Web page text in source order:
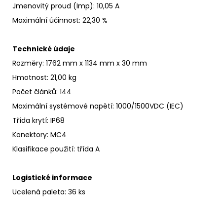
Jmenovitý proud (Imp): 10,05 A
Maximální účinnost: 22,30 %
Technické údaje
Rozměry: 1762 mm x 1134 mm x 30 mm
Hmotnost: 21,00 kg
Počet článků: 144
Maximální systémové napětí: 1000/1500VDC (IEC)
Třída krytí: IP68
Konektory: MC4
Klasifikace použití: třída A
Logistické informace
Ucelená paleta: 36 ks